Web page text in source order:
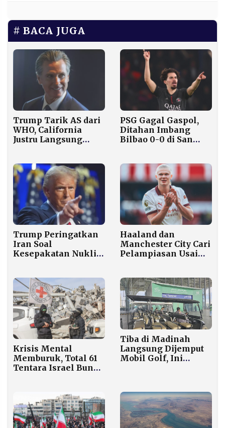
BACA JUGA
Trump Tarik AS dari
WHO, California
Justru Langsung
PSG Gagal Gaspol,
Ditahan Imbang
Bilbao 0-0 di San
Trump Peringatkan
Iran Soal
Kesepakatan Nuklir,
Diri Sendiri
Haaland dan
Manchester City Cari
Pelampiasan Usai
Krisis Mental
Memburuk, Total 61
Tentara Israel Bunuh
Tiba di Madinah
Langsung Dijemput
Mobil Golf, Ini